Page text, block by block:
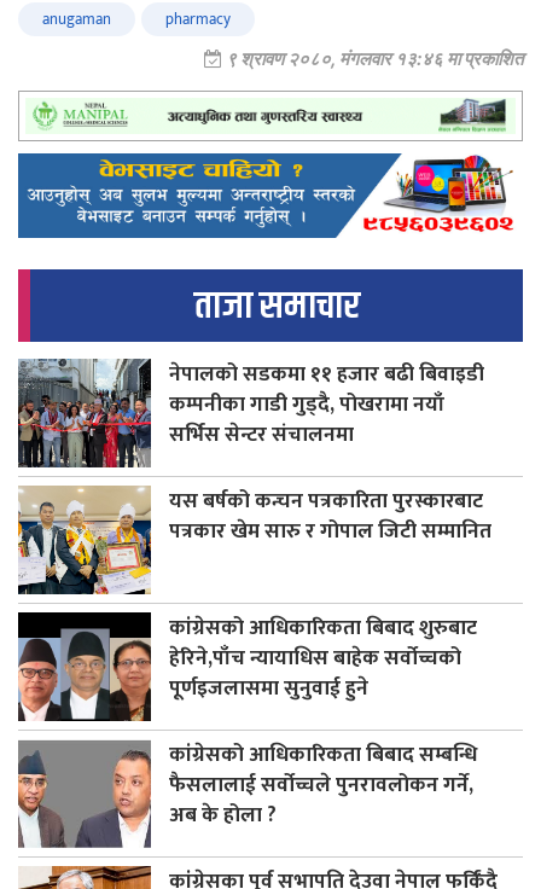
anugaman pharmacy
९ श्रावण २०८०, मंगलवार १३:४६ मा प्रकाशित
ताजा समाचार
नेपालको सडकमा ११ हजार बढी बिवाइडी
कम्पनीका गाडी गुड्दै, पोखरामा नयाँ
सर्भिस सेन्टर संचालनमा
यस बर्षको कन्चन पत्रकारिता पुरस्कारबाट
पत्रकार खेम सारु र गोपाल जिटी सम्मानित
कांग्रेसको आधिकारिकता बिबाद शुरुबाट
हेरिने,पाँच न्यायाधिस बाहेक सर्वोच्चको
पूर्णइजलासमा सुनुवाई हुने
कांग्रेसको आधिकारिकता बिबाद सम्बन्धि
फैसलालाई सर्वोच्चले पुनरावलोकन गर्ने,
अब के होला ?
कांग्रेसका पुर्व सभापति देउवा नेपाल फर्किंदै